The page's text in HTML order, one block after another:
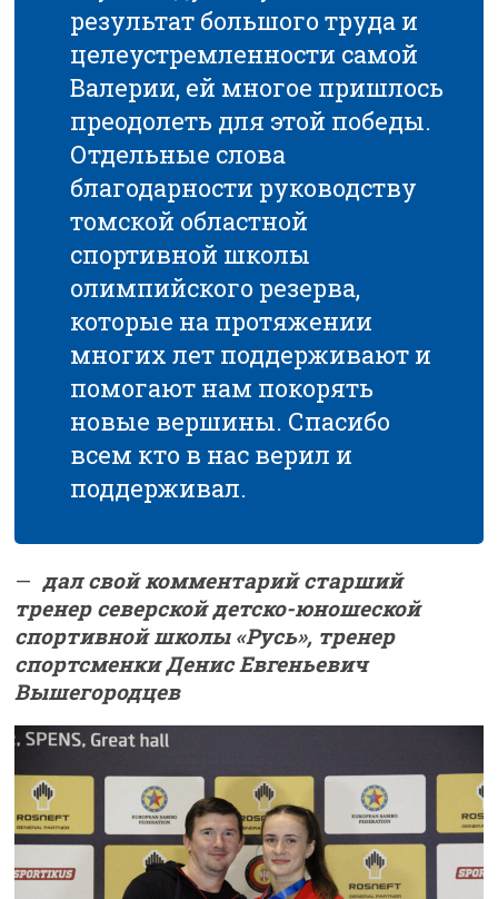
результат большого труда и
целеустремленности самой
Валерии, ей многое пришлось
преодолеть для этой победы.
Отдельные слова
благодарности руководству
томской областной
спортивной школы
олимпийского резерва,
которые на протяжении
многих лет поддерживают и
помогают нам покорять
новые вершины. Спасибо
всем кто в нас верил и
поддерживал.
—дал свой комментарий старший
тренер северской детско-юношеской
спортивной школы «Русь», тренер
спортсменки Денис Евгеньевич
Вышегородцев